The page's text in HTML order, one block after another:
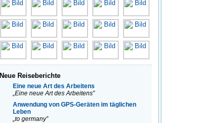
Neue Reiseberichte
Eine neue Art des Arbeitens
„Eine neue Art des Arbeitens”
Anwendung von GPS-Geräten im täglichen
Leben
„to germany”